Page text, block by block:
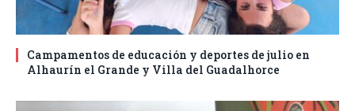
Campamentos de educación y deportes de julio en
Alhaurín el Grande y Villa del Guadalhorce